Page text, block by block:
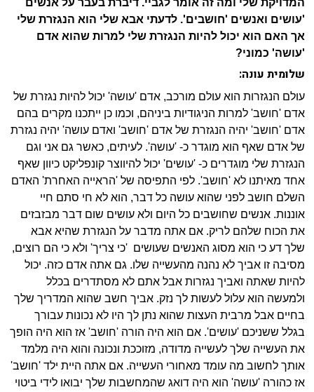
'עושים ואנשים 'חושבים'. לדעתי אבא שלי הוא הנגזרת שלי
אך האם הוא יכול להיות הנגזרת שלי למרות שהוא אדם
'עושה' כמוני?
שלומית עונה:
עולם הנגזרות הוא עולם מורכב, אדם 'עושה' יכול להיות נגזרת של
אדם 'חושב' למרות הניגודיות ביניהם, וכמו כן ייתכנו מקרים בהם
אדם 'חושב' יהיה הנגזרת של אדם 'חושב' ואדם עושה' יהיה נגזרת
של אדם שאף הוא מוגדר כ- 'עושה'. לעיתים, כאשר גם אני וגם
הנגזרת שלי מוגדרים כ- 'עושים' יכול להיווצר קונפליקט כיוון שאף
אחד מאיתנו לא 'חושב'. לפי התפיסה של 'הראייה האחרת' האדם
השלם חושב לפני שהוא עושה כל דבר, הוא לא חי סתם חיי
אוננות. אנשים שחושבים כל היום ולא עושים שום דבר מבזבזים
את הכוח שלהם לריק. אם אתה מדבר על הנגזרת שהיא אבא
שלך דע כי הוא מסוג האנשים שעושים 'כי צריך' ולא כי הם רוצים,
מסיבה זו אביך לא נהנה מהעשייה שלו. גם אתה אדם כזה. יכול
להיות שאתה ואביך נגזרות אבל אתם לא מסתדרים בכלל
ולמעשה הוא עלול לעשות לך נזק. אביך חשב שהוא המדריך שלך
בחיים אבל מרבית העצות שהוא נתן לך היו לא נכונות עבורך
בגלל ששניכם 'עושים'. אם הוא היה הורה 'חושב' אז הוא היה הופך
את העשייה שלך לעשייה מדודה, מזוככת ונכונה והוא היה מלמד
אותך לחשוב מה עומד מאחורי העשייה. אם אתה היית ילד 'חושב'
אז כהורה 'עושה' הוא היה דואג שהמחשבות שלך יבואו לידי ביטוי